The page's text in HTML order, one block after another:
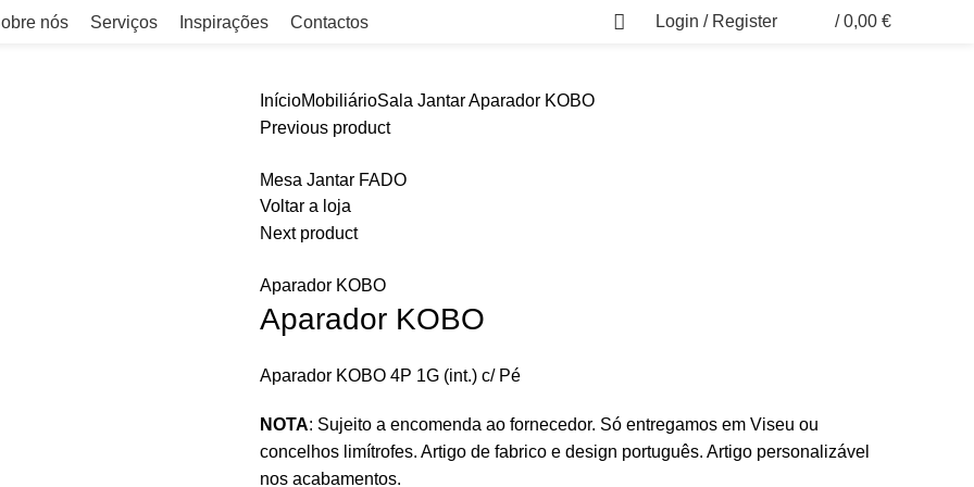
nós Serviços Inspirações Contactos Login / Register / 0,00 €
InícioMobiliárioSala JantarAparador KOBO
Previous product
Mesa Jantar FADO
Voltar a loja
Next product
Aparador KOBO
Aparador KOBO
Aparador KOBO 4P 1G (int.) c/ Pé
NOTA: Sujeito a encomenda ao fornecedor. Só entregamos em Viseu ou
concelhos limítrofes. Artigo de fabrico e design português. Artigo personalizável
nos acabamentos.